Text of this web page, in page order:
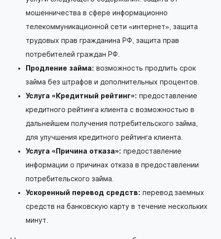
мошенничества в сфере информационно
телекоммуникационной сети «интернет», защита
трудовых прав гражданина РФ, защита прав
потребителей граждан РФ.
Продление займа: возможность продлить срок
займа без штрафов и дополнительных процентов.
Услуга «Кредитный рейтинг»: предоставление
кредитного рейтинга клиента с возможностью в
дальнейшем получения потребительского займа,
для улучшения кредитного рейтинга клиента.
Услуга «Причина отказа»: предоставление
информации о причинах отказа в предоставлении
потребительского займа.
Ускоренный перевод средств: перевод заемных
средств на банковскую карту в течение нескольких
минут.